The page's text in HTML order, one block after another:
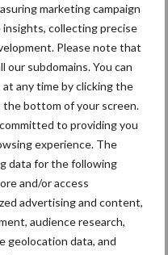
marketing campaign
collecting precise
Please note that
our subdomains. You can
any time by clicking the
bottom of your screen.
to providing you
experience. The
data for the following
and/or access
advertising and content,
audience research,
geolocation data, and
intelligentie (AI)
van de
farming, ondersteund door
rol kan spelen in de
is het belangrijk om te